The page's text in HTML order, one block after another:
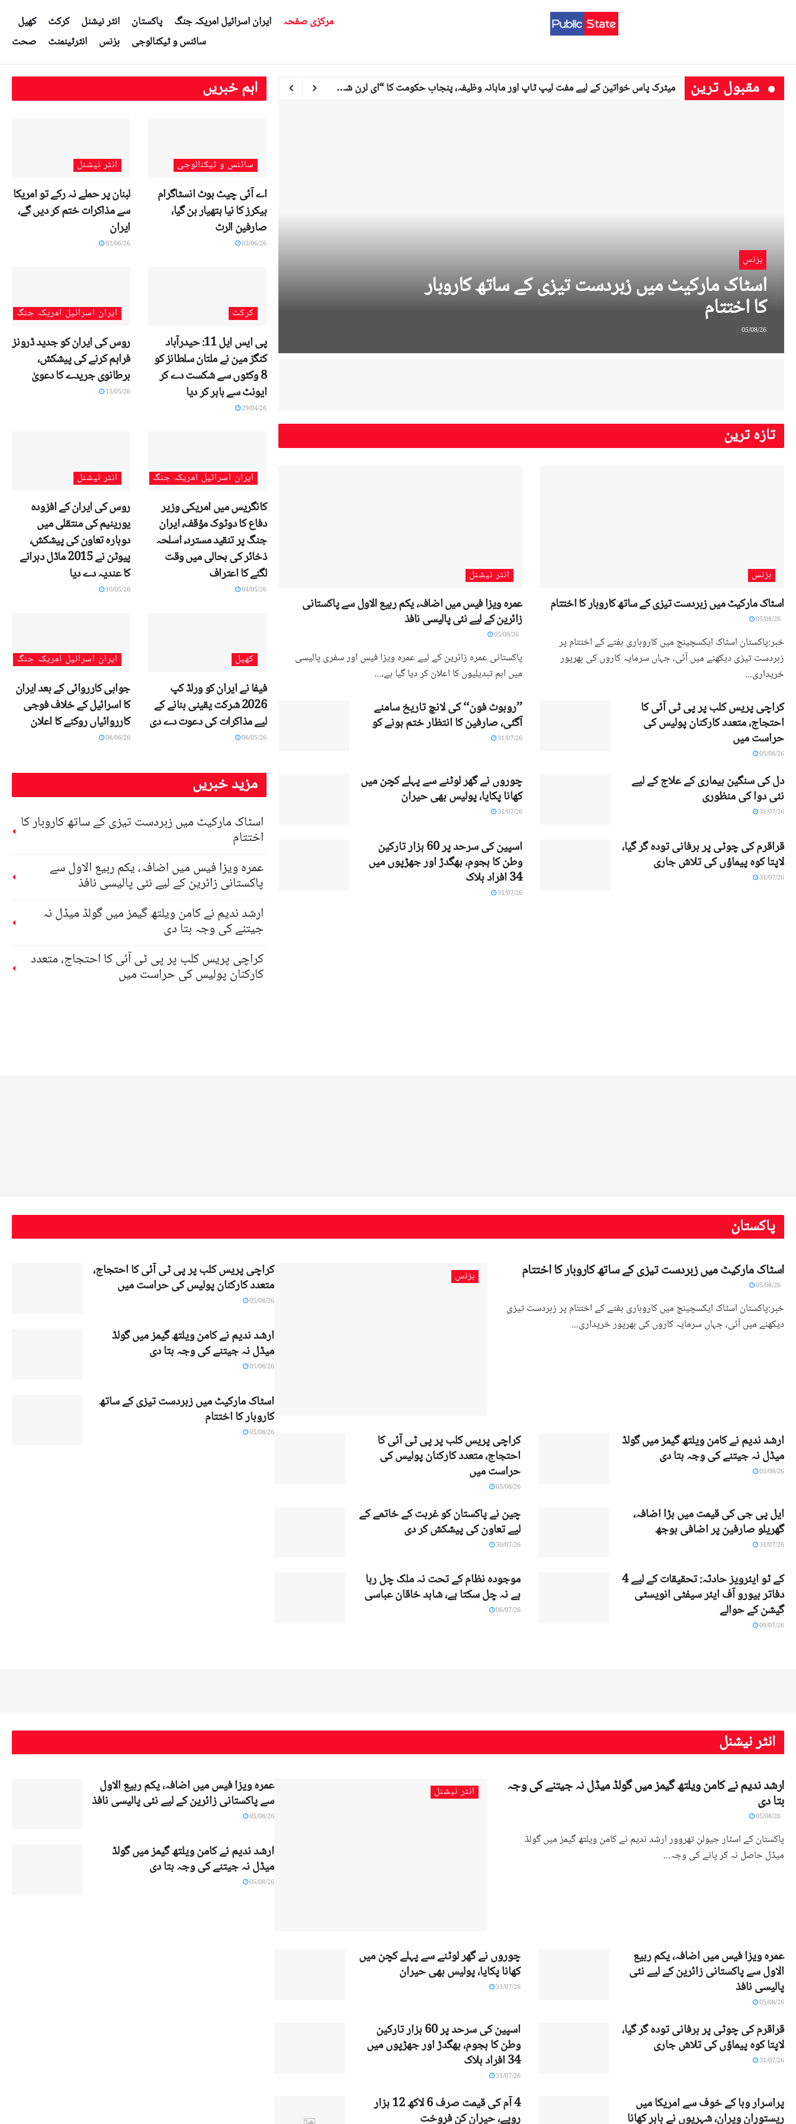
مرکزی صفحہ ایران اسرائیل امریکہ جنگ پاکستان انٹر نیشنل کرکٹ
کھیل
سائنس و ٹیکنالوجی
بزنس انٹرٹینمنٹ صحت
مقبول ترین میٹرک پاس خواتین کے لیے مفت لیپ ٹاپ اور ماہانہ وظیفہ، پنجاب حکومت کا “ای لرن شی ارن” پروگرام
بزنس
اسٹاک مارکیٹ میں زبردست تیزی کے ساتھ کاروبار
کا اختتام
05/08/26
تازہ ترین
بزنس
اسٹاک مارکیٹ میں زبردست تیزی کے ساتھ کاروبار کا اختتام
05/08/26
خبر:پاکستان اسٹاک ایکسچینج میں کاروباری ہفتے کے اختتام پر
زبردست تیزی دیکھنے میں آئی، جہاں سرمایہ کاروں کی بھرپور
خریداری...
انٹر نیشنل
عمرہ ویزا فیس میں اضافہ، یکم ربیع الاول سے پاکستانی
زائرین کے لیے نئی پالیسی نافذ
05/08/26
پاکستانی عمرہ زائرین کے لیے عمرہ ویزا فیس اور سفری پالیسی
میں اہم تبدیلیوں کا اعلان کر دیا گیا ہے،...
کراچی پریس کلب پر پی ٹی آئی کا
احتجاج، متعدد کارکنان پولیس کی
حراست میں
05/08/26
’’روبوٹ فون‘‘ کی لانچ تاریخ سامنے
آگئی، صارفین کا انتظار ختم ہونے کو
31/07/26
دل کی سنگین بیماری کے علاج کے لیے
نئی دوا کی منظوری
31/07/26
چوروں نے گھر لوٹنے سے پہلے کچن میں
کھانا پکایا، پولیس بھی حیران
31/07/26
قراقرم کی چوٹی پر برفانی تودہ گر گیا،
لاپتا کوہ پیماؤں کی تلاش جاری
31/07/26
اسپین کی سرحد پر 60 ہزار تارکین
وطن کا ہجوم، بھگدڑ اور جھڑپوں میں
34 افراد ہلاک
31/07/26
اہم خبریں
سائنس و ٹیکنالوجی
اے آئی چیٹ بوٹ انسٹاگرام
ہیکرز کا نیا ہتھیار بن گیا،
صارفین الرٹ
03/06/26
انٹر نیشنل
لبنان پر حملے نہ رکے تو امریکا
سے مذاکرات ختم کر دیں گے،
ایران
02/06/26
کرکٹ
پی ایس ایل 11: حیدرآباد
کنگز مین نے ملتان سلطانز کو
8 وکٹوں سے شکست دے کر
ایونٹ سے باہر کر دیا
29/04/26
ایران اسرائیل امریکہ جنگ
روس کی ایران کو جدید ڈرونز
فراہم کرنے کی پیشکش،
برطانوی جریدے کا دعویٰ
13/05/26
ایران اسرائیل امریکہ جنگ
کانگریس میں امریکی وزیر
دفاع کا دوٹوک مؤقف، ایران
جنگ پر تنقید مسترد، اسلحہ
ذخائر کی بحالی میں وقت
لگنے کا اعتراف
04/05/26
انٹر نیشنل
روس کی ایران کے افزودہ
یورینیم کی منتقلی میں
دوبارہ تعاون کی پیشکش،
پیوٹن نے 2015 ماڈل دہرانے
کا عندیہ دے دیا
10/05/26
کھیل
فیفا نے ایران کو ورلڈ کپ
2026 شرکت یقینی بنانے کے
لیے مذاکرات کی دعوت دے دی
06/05/26
ایران اسرائیل امریکہ جنگ
جوابی کارروائی کے بعد ایران
کا اسرائیل کے خلاف فوجی
کارروائیاں روکنے کا اعلان
08/06/26
مزید خبریں
اسٹاک مارکیٹ میں زبردست تیزی کے ساتھ کاروبار کا
اختتام
عمرہ ویزا فیس میں اضافہ، یکم ربیع الاول سے
پاکستانی زائرین کے لیے نئی پالیسی نافذ
ارشد ندیم نے کامن ویلتھ گیمز میں گولڈ میڈل نہ
جیتنے کی وجہ بتا دی
کراچی پریس کلب پر پی ٹی آئی کا احتجاج، متعدد
کارکنان پولیس کی حراست میں
پاکستان
بزنس اسٹاک مارکیٹ میں زبردست تیزی کے ساتھ کاروبار کا اختتام
05/08/26
خبر:پاکستان اسٹاک ایکسچینج میں کاروباری ہفتے کے اختتام پر زبردست تیزی
دیکھنے میں آئی، جہاں سرمایہ کاروں کی بھرپور خریداری...
ارشد ندیم نے کامن ویلتھ گیمز میں گولڈ
میڈل نہ جیتنے کی وجہ بتا دی
05/08/26
کراچی پریس کلب پر پی ٹی آئی کا
احتجاج، متعدد کارکنان پولیس کی
حراست میں
05/08/26
ایل پی جی کی قیمت میں بڑا اضافہ،
گھریلو صارفین پر اضافی بوجھ
31/07/26
چین نے پاکستان کو غربت کے خاتمے کے
لیے تعاون کی پیشکش کر دی
30/07/26
کے ٹو ایئرویز حادثہ: تحقیقات کے لیے 4
دفاتر بیورو آف ایئر سیفٹی انویسٹی
گیشن کے حوالے
09/07/26
موجودہ نظام کے تحت نہ ملک چل رہا
ہے نہ چل سکتا ہے، شاہد خاقان عباسی
06/07/26
کراچی پریس کلب پر پی ٹی آئی کا احتجاج،
متعدد کارکنان پولیس کی حراست میں
05/08/26
ارشد ندیم نے کامن ویلتھ گیمز میں گولڈ
میڈل نہ جیتنے کی وجہ بتا دی
05/08/26
اسٹاک مارکیٹ میں زبردست تیزی کے ساتھ
کاروبار کا اختتام
05/08/26
انٹر نیشنل
انٹر نیشنل ارشد ندیم نے کامن ویلتھ گیمز میں گولڈ میڈل نہ جیتنے کی وجہ
بتا دی
05/08/26
پاکستان کے اسٹار جیولن تھروور ارشد ندیم نے کامن ویلتھ گیمز میں گولڈ
میڈل حاصل نہ کر پانے کی وجہ...
عمرہ ویزا فیس میں اضافہ، یکم ربیع
الاول سے پاکستانی زائرین کے لیے نئی
پالیسی نافذ
05/08/26
چوروں نے گھر لوٹنے سے پہلے کچن میں
کھانا پکایا، پولیس بھی حیران
31/07/26
قراقرم کی چوٹی پر برفانی تودہ گر گیا،
لاپتا کوہ پیماؤں کی تلاش جاری
31/07/26
اسپین کی سرحد پر 60 ہزار تارکین
وطن کا ہجوم، بھگدڑ اور جھڑپوں میں
34 افراد ہلاک
31/07/26
پراسرار وبا کے خوف سے امریکا میں
ریستوران ویران، شہریوں نے باہر کھانا
4 آم کی قیمت صرف 6 لاکھ 12 ہزار
روپے، حیران کن فروخت
عمرہ ویزا فیس میں اضافہ، یکم ربیع الاول
سے پاکستانی زائرین کے لیے نئی پالیسی نافذ
05/08/26
ارشد ندیم نے کامن ویلتھ گیمز میں گولڈ
میڈل نہ جیتنے کی وجہ بتا دی
05/08/26